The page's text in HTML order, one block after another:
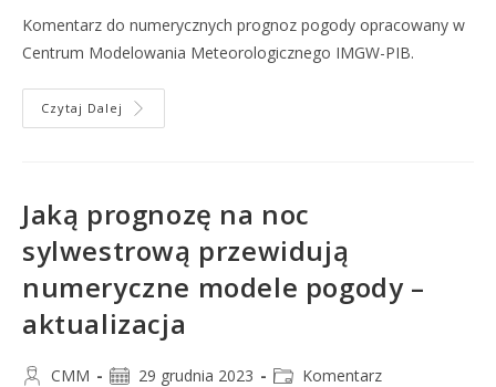
Komentarz do numerycznych prognoz pogody opracowany w
Centrum Modelowania Meteorologicznego IMGW-PIB.
Czytaj Dalej
Jaką prognozę na noc
sylwestrową przewidują
numeryczne modele pogody –
aktualizacja
CMM 29 grudnia 2023 Komentarz